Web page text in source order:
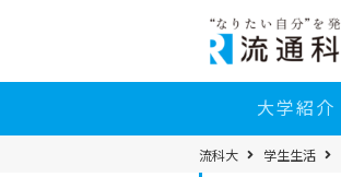
へ
大学紹介
パ
ン
流科大 学生生活